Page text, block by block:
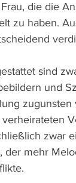
die die
zu haben.
sind
und
zwar
der mehr